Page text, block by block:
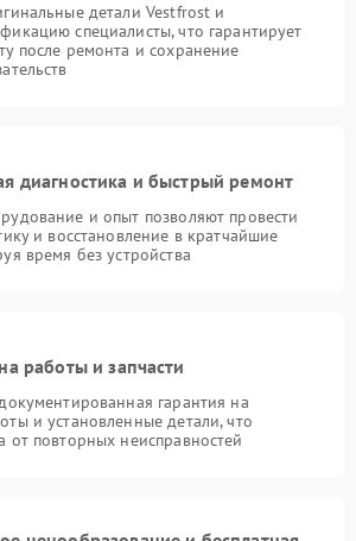
детали Vestfrost и
специалисты, что гарантирует
после ремонта и сохранение
диагностика и быстрый ремонт
и опыт позволяют провести
и восстановление в кратчайшие
время без устройства
работы и запчасти
гарантия на
и установленные детали, что
от повторных неисправностей